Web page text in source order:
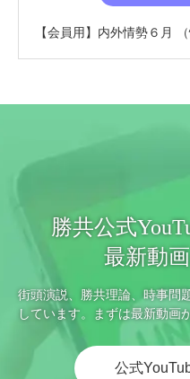
【会員用】内外情勢６月
勝共公式
最新動
街頭演説、勝共理論、時事問
しています。まずは最新動画
公式